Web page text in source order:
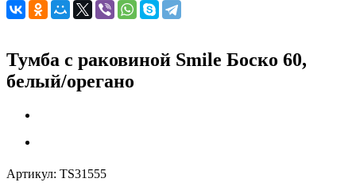
Тумба с раковиной Smile Боско 60,
белый/орегано
Артикул: TS31555